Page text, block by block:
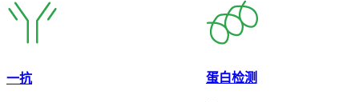
一抗 蛋白检测